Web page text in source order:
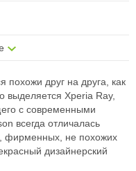
друг на друга, как
выделяется Xperia Ray,
с современными
всегда отличалась
фирменных, не похожих
дизайнерский